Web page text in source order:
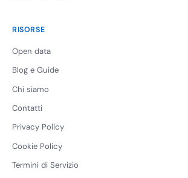
RISORSE
Open data
Blog e Guide
Chi siamo
Contatti
Privacy Policy
Cookie Policy
Termini di Servizio